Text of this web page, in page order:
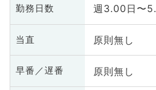
勤務日数 週3.00日〜
当直 原則無し
早番／遅番 原則無し